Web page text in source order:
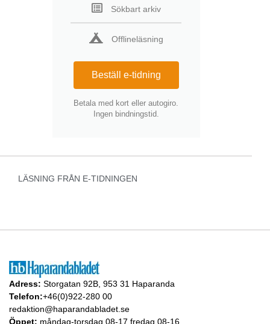
Sökbart arkiv
Offlineläsning
Beställ e-tidning
Betala med kort eller autogiro.
Ingen bindningstid.
LÄSNING FRÅN E-TIDNINGEN
Adress: Storgatan 92B, 953 31 Haparanda
Telefon:+46(0)922-280 00
redaktion@haparandabladet.se
Öppet: måndag-torsdag 08-17 fredag 08-16